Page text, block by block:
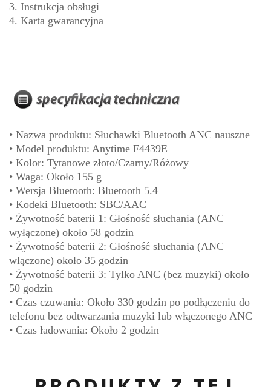
3. Instrukcja obsługi
4. Karta gwarancyjna
• Nazwa produktu: Słuchawki Bluetooth ANC nauszne
• Model produktu: Anytime F4439E
• Kolor: Tytanowe złoto/Czarny/Różowy
• Waga: Około 155 g
• Wersja Bluetooth: Bluetooth 5.4
• Kodeki Bluetooth: SBC/AAC
• Żywotność baterii 1: Głośność słuchania (ANC
wyłączone) około 58 godzin
• Żywotność baterii 2: Głośność słuchania (ANC
włączone) około 35 godzin
• Żywotność baterii 3: Tylko ANC (bez muzyki) około
50 godzin
• Czas czuwania: Około 330 godzin po podłączeniu do
telefonu bez odtwarzania muzyki lub włączonego ANC
• Czas ładowania: Około 2 godzin